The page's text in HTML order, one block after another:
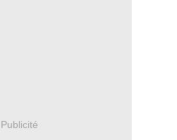
Publicité